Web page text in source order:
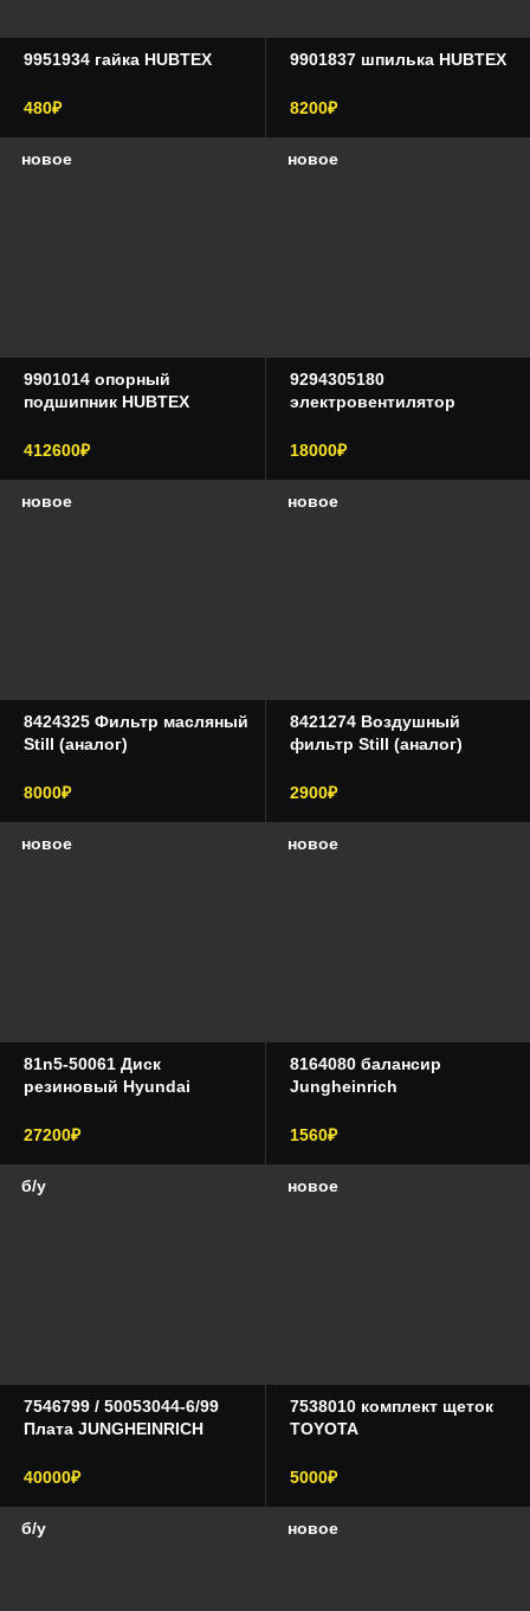
9951934 гайка HUBTEX
480₽
9901837 шпилька HUBTEX
8200₽
новое
9901014 опорный
подшипник HUBTEX
412600₽
новое
9294305180
электровентилятор
18000₽
новое
8424325 Фильтр масляный
Still (аналог)
8000₽
новое
8421274 Воздушный
фильтр Still (аналог)
2900₽
новое
81n5-50061 Диск
резиновый Hyundai
27200₽
новое
8164080 балансир
Jungheinrich
1560₽
б/у
7546799 / 50053044-6/99
Плата JUNGHEINRICH
40000₽
новое
7538010 комплект щеток
TOYOTA
5000₽
б/у новое